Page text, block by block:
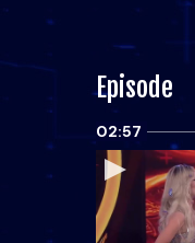
Episode
02:57